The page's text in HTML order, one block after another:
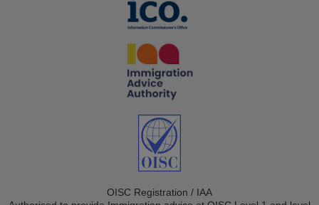
OISC Registration / IAA